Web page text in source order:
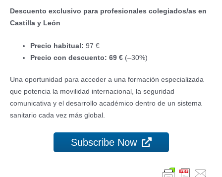
Descuento exclusivo para profesionales colegiados/as en
Castilla y León
Precio habitual: 97 €
Precio con descuento: 69 € (–30%)
Una oportunidad para acceder a una formación especializada
que potencia la movilidad internacional, la seguridad
comunicativa y el desarrollo académico dentro de un sistema
sanitario cada vez más global.
Subscribe Now